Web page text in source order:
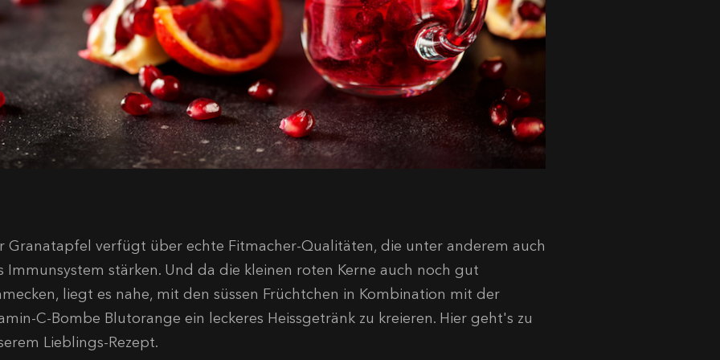
Granatapfel verfügt über echte Fitmacher-Qualitäten, die unter anderem auch
Immunsystem stärken. Und da die kleinen roten Kerne auch noch gut
liegt es nahe, mit den süssen Früchtchen in Kombination mit der
C-Bombe Blutorange ein leckeres Heissgetränk zu kreieren. Hier geht's zu
Lieblings-Rezept.